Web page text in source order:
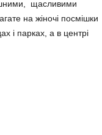
щасливими
на жіночі посмішки
і парках, а в центрі